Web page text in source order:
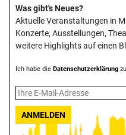
Was gibt's Neues?
Aktuelle Veranstaltungen in
Konzerte, Ausstellungen,
weitere Highlights auf einen
Ich habe die Datenschutzerklärung
ANMELDEN